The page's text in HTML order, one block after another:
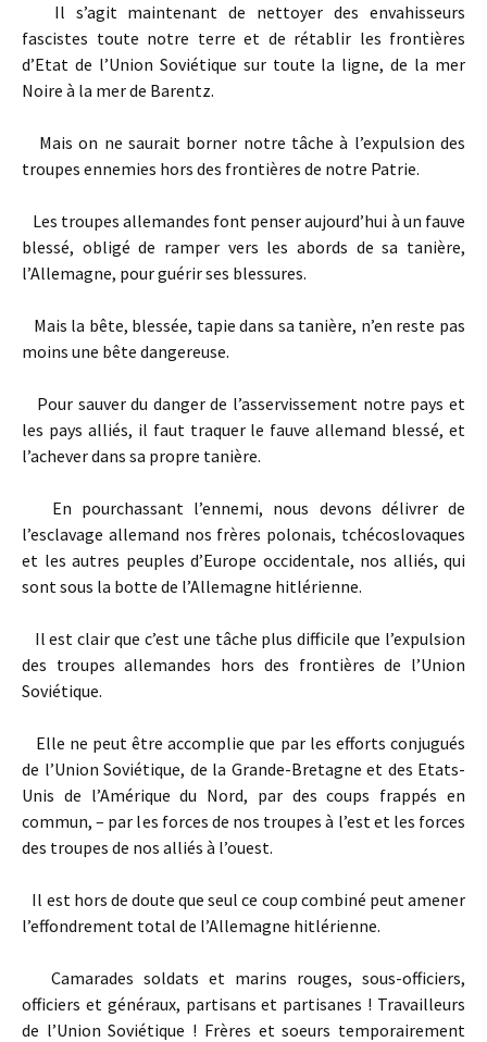
Il s’agit maintenant de nettoyer des envahisseurs
fascistes toute notre terre et de rétablir les frontières
d’Etat de l’Union Soviétique sur toute la ligne, de la mer
Noire à la mer de Barentz.
Mais on ne saurait borner notre tâche à l’expulsion des
troupes ennemies hors des frontières de notre Patrie.
Les troupes allemandes font penser aujourd’hui à un fauve
blessé, obligé de ramper vers les abords de sa tanière,
l’Allemagne, pour guérir ses blessures.
Mais la bête, blessée, tapie dans sa tanière, n’en reste pas
moins une bête dangereuse.
Pour sauver du danger de l’asservissement notre pays et
les pays alliés, il faut traquer le fauve allemand blessé, et
l’achever dans sa propre tanière.
En pourchassant l’ennemi, nous devons délivrer de
l’esclavage allemand nos frères polonais, tchécoslovaques
et les autres peuples d’Europe occidentale, nos alliés, qui
sont sous la botte de l’Allemagne hitlérienne.
Il est clair que c’est une tâche plus difficile que l’expulsion
des troupes allemandes hors des frontières de l’Union
Soviétique.
Elle ne peut être accomplie que par les efforts conjugués
de l’Union Soviétique, de la Grande-Bretagne et des Etats-
Unis de l’Amérique du Nord, par des coups frappés en
commun, – par les forces de nos troupes à l’est et les forces
des troupes de nos alliés à l’ouest.
Il est hors de doute que seul ce coup combiné peut amener
l’effondrement total de l’Allemagne hitlérienne.
Camarades soldats et marins rouges, sous-officiers,
officiers et généraux, partisans et partisanes ! Travailleurs
de l’Union Soviétique ! Frères et soeurs temporairement